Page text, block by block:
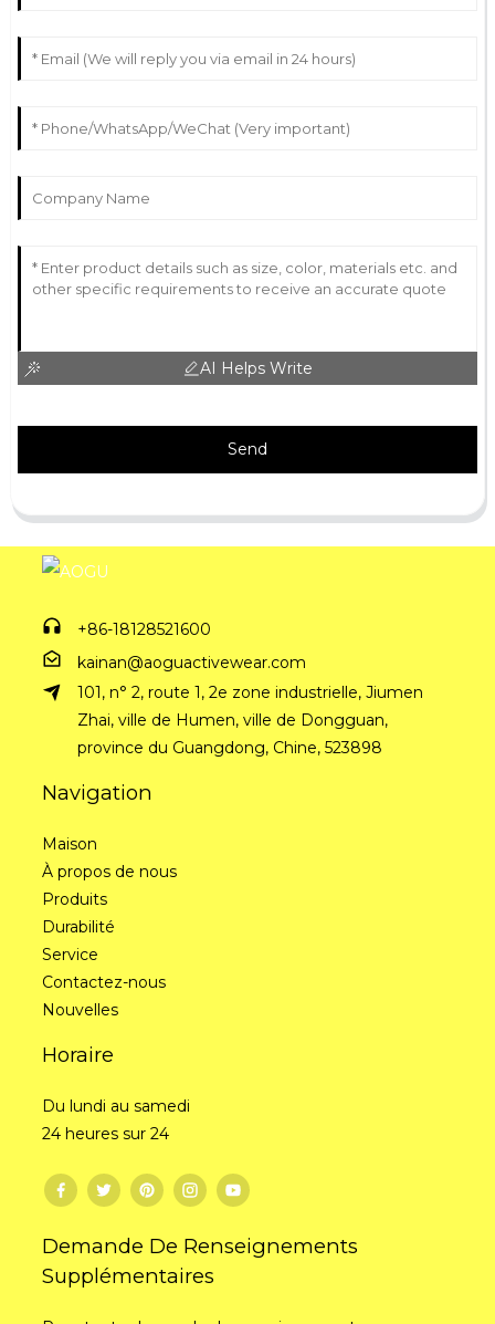
AI Helps Write
Send
+86-18128521600
kainan@aoguactivewear.com
101, n° 2, route 1, 2e zone industrielle, Jiumen
Zhai, ville de Humen, ville de Dongguan,
province du Guangdong, Chine, 523898
Navigation
Maison
À propos de nous
Produits
Durabilité
Service
Contactez-nous
Nouvelles
Horaire
Du lundi au samedi
24 heures sur 24
Demande De Renseignements
Supplémentaires